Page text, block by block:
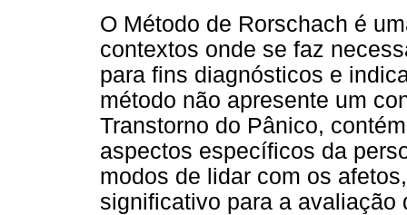
O Método de Rorschach é
contextos onde se faz
para fins diagnósticos e
método não apresente um
Transtorno do Pânico,
aspectos específicos da
modos de lidar com os
significativo para a